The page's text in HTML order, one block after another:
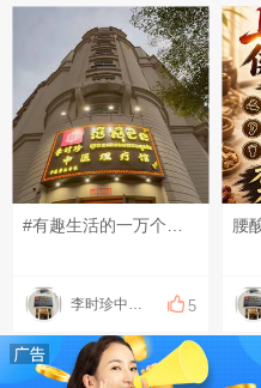
#有趣生活的一万个瞬间# #分享一下有趣的视频# #发点什么吧，万一火了呢~# 来的时候赶时间，结束的时候果断加钟！是不是像极了第一次进店的您呢？[偷笑][偷笑][偷笑]
5